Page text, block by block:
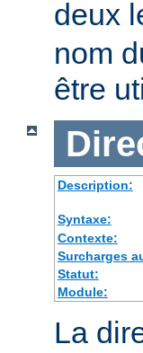
deux
nom
être
Description:
Syntaxe:
Contexte:
Surcharges
Statut:
Module:
La